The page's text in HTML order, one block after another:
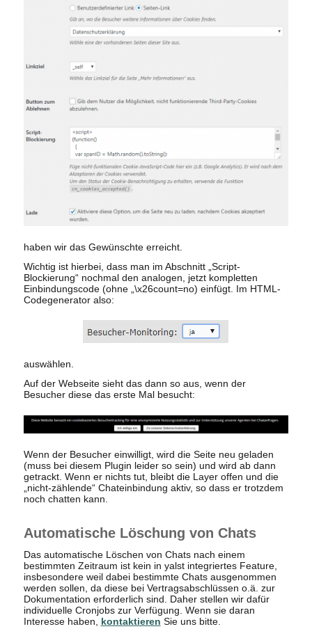
haben wir das Gewünschte erreicht.
Wichtig ist hierbei, dass man im Abschnitt „Script-
Blockierung“ nochmal den analogen, jetzt kompletten
Einbindungscode (ohne „\x26count=no) einfügt. Im HTML-
Codegenerator also:
auswählen.
Auf der Webseite sieht das dann so aus, wenn der
Besucher diese das erste Mal besucht:
Wenn der Besucher einwilligt, wird die Seite neu geladen
(muss bei diesem Plugin leider so sein) und wird ab dann
getrackt. Wenn er nichts tut, bleibt die Layer offen und die
„nicht-zählende“ Chateinbindung aktiv, so dass er trotzdem
noch chatten kann.
Automatische Löschung von Chats
Das automatische Löschen von Chats nach einem
bestimmten Zeitraum ist kein in yalst integriertes Feature,
insbesondere weil dabei bestimmte Chats ausgenommen
werden sollen, da diese bei Vertragsabschlüssen o.ä. zur
Dokumentation erforderlich sind. Daher stellen wir dafür
individuelle Cronjobs zur Verfügung. Wenn sie daran
Interesse haben, kontaktieren Sie uns bitte.